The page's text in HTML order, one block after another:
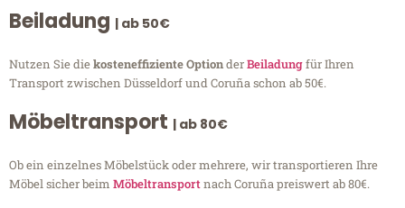
Beiladung | ab 50€
Nutzen Sie diekosteneffiziente OptionderBeiladungfür Ihren
Transport zwischen Düsseldorf und Coruña schon ab 50€.
Möbeltransport | ab 80€
Ob ein einzelnes Möbelstück oder mehrere, wir transportieren Ihre
Möbel sicher beim Möbeltransportnach Coruña preiswert ab 80€.